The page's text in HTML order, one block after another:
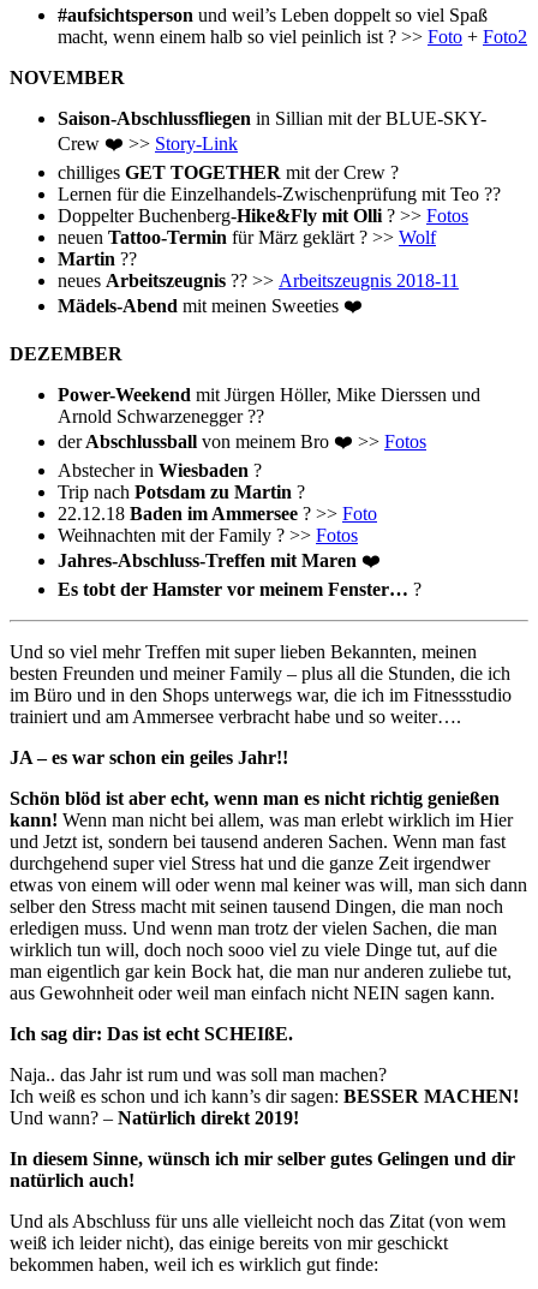
#aufsichtsperson und weil’s Leben doppelt so viel Spaß
macht, wenn einem halb so viel peinlich ist ? >> Foto + Foto2
NOVEMBER
Saison-Abschlussfliegen in Sillian mit der BLUE-SKY-
Crew ❤️ >> Story-Link
chilliges GET TOGETHER mit der Crew ?
Lernen für die Einzelhandels-Zwischenprüfung mit Teo ??
Doppelter Buchenberg-Hike&Fly mit Olli ? >> Fotos
neuen Tattoo-Termin für März geklärt ? >> Wolf
Martin ??
neues Arbeitszeugnis ?? >> Arbeitszeugnis 2018-11
Mädels-Abend mit meinen Sweeties ❤️
DEZEMBER
Power-Weekend mit Jürgen Höller, Mike Dierssen und
Arnold Schwarzenegger ??
derAbschlussball von meinem Bro ❤️ >> Fotos
Abstecher in Wiesbaden ?
Trip nach Potsdam zu Martin ?
22.12.18 Baden im Ammersee ? >> Foto
Weihnachten mit der Family ? >> Fotos
Jahres-Abschluss-Treffen mit Maren ❤️
Es tobt der Hamster vor meinem Fenster… ?
Und so viel mehr Treffen mit super lieben Bekannten, meinen
besten Freunden und meiner Family – plus all die Stunden, die ich
im Büro und in den Shops unterwegs war, die ich im Fitnessstudio
trainiert und am Ammersee verbracht habe und so weiter….
JA – es war schon ein geiles Jahr!!
Schön blöd ist aber echt, wenn man es nicht richtig genießen
kann! Wenn man nicht bei allem, was man erlebt wirklich im Hier
und Jetzt ist, sondern bei tausend anderen Sachen. Wenn man fast
durchgehend super viel Stress hat und die ganze Zeit irgendwer
etwas von einem will oder wenn mal keiner was will, man sich dann
selber den Stress macht mit seinen tausend Dingen, die man noch
erledigen muss. Und wenn man trotz der vielen Sachen, die man
wirklich tun will, doch noch sooo viel zu viele Dinge tut, auf die
man eigentlich gar kein Bock hat, die man nur anderen zuliebe tut,
aus Gewohnheit oder weil man einfach nicht NEIN sagen kann.
Ich sag dir: Das ist echt SCHEIßE.
Naja.. das Jahr ist rum und was soll man machen?
Ich weiß es schon und ich kann’s dir sagen: BESSER MACHEN!
Und wann? – Natürlich direkt 2019!
In diesem Sinne, wünsch ich mir selber gutes Gelingen und dir
natürlich auch!
Und als Abschluss für uns alle vielleicht noch das Zitat (von wem
weiß ich leider nicht), das einige bereits von mir geschickt
bekommen haben, weil ich es wirklich gut finde: